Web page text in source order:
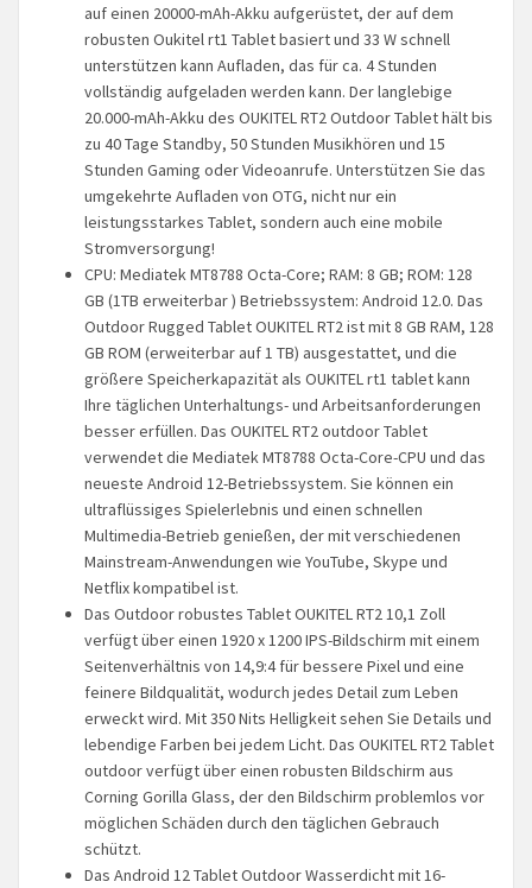
auf einen 20000-mAh-Akku aufgerüstet, der auf dem
robusten Oukitel rt1 Tablet basiert und 33 W schnell
unterstützen kann Aufladen, das für ca. 4 Stunden
vollständig aufgeladen werden kann. Der langlebige
20.000-mAh-Akku des OUKITEL RT2 Outdoor Tablet hält bis
zu 40 Tage Standby, 50 Stunden Musikhören und 15
Stunden Gaming oder Videoanrufe. Unterstützen Sie das
umgekehrte Aufladen von OTG, nicht nur ein
leistungsstarkes Tablet, sondern auch eine mobile
Stromversorgung!
CPU: Mediatek MT8788 Octa-Core; RAM: 8 GB; ROM: 128
GB (1TB erweiterbar ) Betriebssystem: Android 12.0. Das
Outdoor Rugged Tablet OUKITEL RT2 ist mit 8 GB RAM, 128
GB ROM (erweiterbar auf 1 TB) ausgestattet, und die
größere Speicherkapazität als OUKITEL rt1 tablet kann
Ihre täglichen Unterhaltungs- und Arbeitsanforderungen
besser erfüllen. Das OUKITEL RT2 outdoor Tablet
verwendet die Mediatek MT8788 Octa-Core-CPU und das
neueste Android 12-Betriebssystem. Sie können ein
ultraflüssiges Spielerlebnis und einen schnellen
Multimedia-Betrieb genießen, der mit verschiedenen
Mainstream-Anwendungen wie YouTube, Skype und
Netflix kompatibel ist.
Das Outdoor robustes Tablet OUKITEL RT2 10,1 Zoll
verfügt über einen 1920 x 1200 IPS-Bildschirm mit einem
Seitenverhältnis von 14,9:4 für bessere Pixel und eine
feinere Bildqualität, wodurch jedes Detail zum Leben
erweckt wird. Mit 350 Nits Helligkeit sehen Sie Details und
lebendige Farben bei jedem Licht. Das OUKITEL RT2 Tablet
outdoor verfügt über einen robusten Bildschirm aus
Corning Gorilla Glass, der den Bildschirm problemlos vor
möglichen Schäden durch den täglichen Gebrauch
schützt.
Das Android 12 Tablet Outdoor Wasserdicht mit 16-